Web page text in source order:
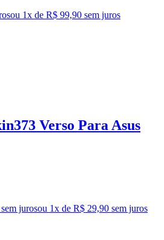
ou 1x de R$ 99,90 sem juros
Verso Para Asus
jurosou 1x de R$ 29,90 sem juros